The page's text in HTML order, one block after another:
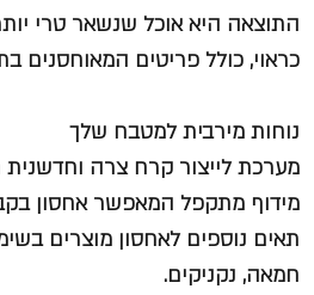
התוצאה היא אוכל שנשאר טרי
כראוי, כולל פריטים המאוחסנים
נוחות מירבית למטבח שלך
מערכת לייצור קרח צרה
מידוף מתקפל המאפשר אחסון
תאים נוספים לאחסון מוצרים
חמאה, נקניקים.